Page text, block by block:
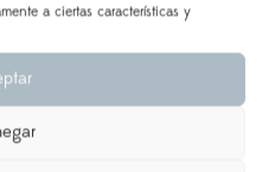
a ciertas características y
del 28 de julio
saldrán,
de procesamiento
del producto), a partir del
realizados con ENVÍO